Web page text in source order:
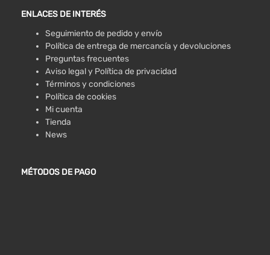
ENLACES DE INTERÉS
Seguimiento de pedido y envío
Política de entrega de mercancía y devoluciones
Preguntas frecuentes
Aviso legal y Política de privacidad
Términos y condiciones
Política de cookies
Mi cuenta
Tienda
News
MÉTODOS DE PAGO